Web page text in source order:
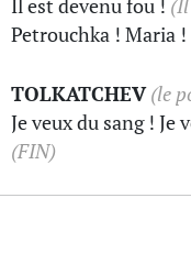
Il est devenu fou !
Petrouchka ! Maria !
TOLKATCHEV(le
Je veux du sang ! Je
(FIN)